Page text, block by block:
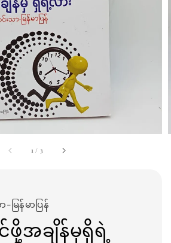
1 / 3
မြန်မာပြန်
ဖို့အချိန်မှရှိရဲ့